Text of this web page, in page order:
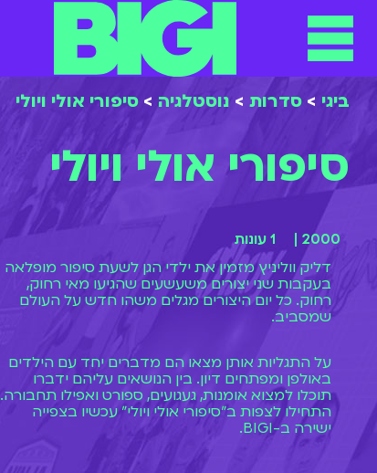
לתוכן
תפריט
ביגי > סדרות > נוסטלגיה > סיפורי אולי ויולי
סיפורי אולי ויולי
2000 |
1 עונות
דליק ווליניץ מזמין את ילדי הגן לשעת סיפור מופלאה
בעקבות שני יצורים משעשעים שהגיעו מאי רחוק,
רחוק. כל יום היצורים מגלים משהו חדש על העולם
שמסביב.
על התגליות אותן מצאו הם מדברים יחד עם הילדים
באולפן ומפתחים דיון. בין הנושאים עליהם ידברו
תוכלו למצוא אומנות, געגועים, ספורט ואפילו תחבורה.
התחילו לצפות ב"סיפורי אולי ויולי" עכשיו בצפייה
ישירה ב-BIGI.